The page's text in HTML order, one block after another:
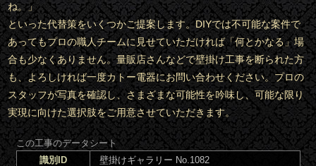
ね。」
といった代替策をいくつかご提案します。DIYでは不可能な案件で
あってもプロの職人チームに見せていただければ「何とかなる」場
合も少なくありません。量販店さんなどで壁掛け工事を断られた方
も、よろしければ一度カトー電器にお問い合わせください。プロの
スタッフが写真を確認し、さまざまな可能性を吟味し、可能な限り
実現に向けた選択肢をご用意させていただきます。
この工事のデータシート
識別ID
壁掛けギャラリー No.1082